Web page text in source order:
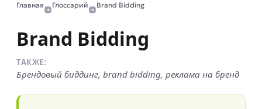
Главная Глоссарий Brand Bidding
Brand Bidding
ТАКЖЕ:
Брендовый биддинг, brand bidding, реклама на бренд